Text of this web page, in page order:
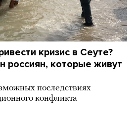
кризис в Сеуте?
россиян, которые живут
последствиях
конфликта